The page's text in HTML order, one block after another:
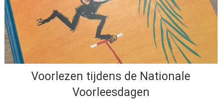
Voorlezen tijdens de Nationale
Voorleesdagen